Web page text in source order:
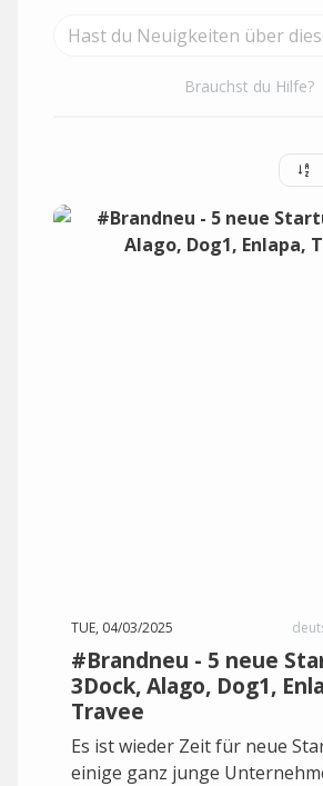
Brauchst du Hilfe?
TUE, 04/03/2025
#Brandneu - 5 neue
3Dock, Alago, Dog1,
Travee
Es ist wieder Zeit für neue
einige ganz junge